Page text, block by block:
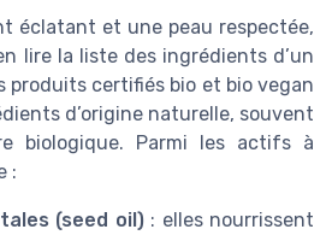
éclatant et une peau respectée,
lire la liste des ingrédients d’un
produits certifiés bio et bio vegan
d’origine naturelle, souvent
biologique. Parmi les actifs à
:
(seed oil): elles nourrissent